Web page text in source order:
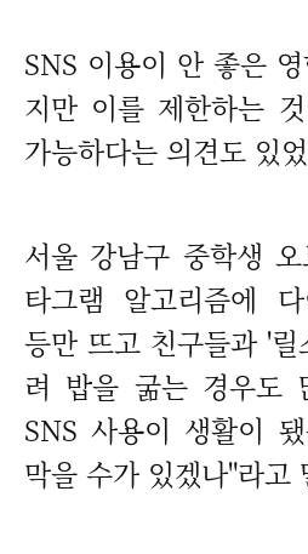
SNS 이용이 안 좋은
지만 이를 제한하는
가능하다는 의견도 있
서울 강남구 중학생
타그램 알고리즘에
등만 뜨고 친구들과 '
려 밥을 굶는 경우도
SNS 사용이 생활이
막을 수가 있겠나"라고